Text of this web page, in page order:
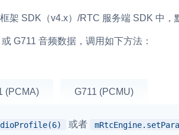
架 SDK（v4.x）/RTC 服务端 SDK 中，
G711 音频数据，调用如下方法：
(PCMA) G711 (PCMU)
或者